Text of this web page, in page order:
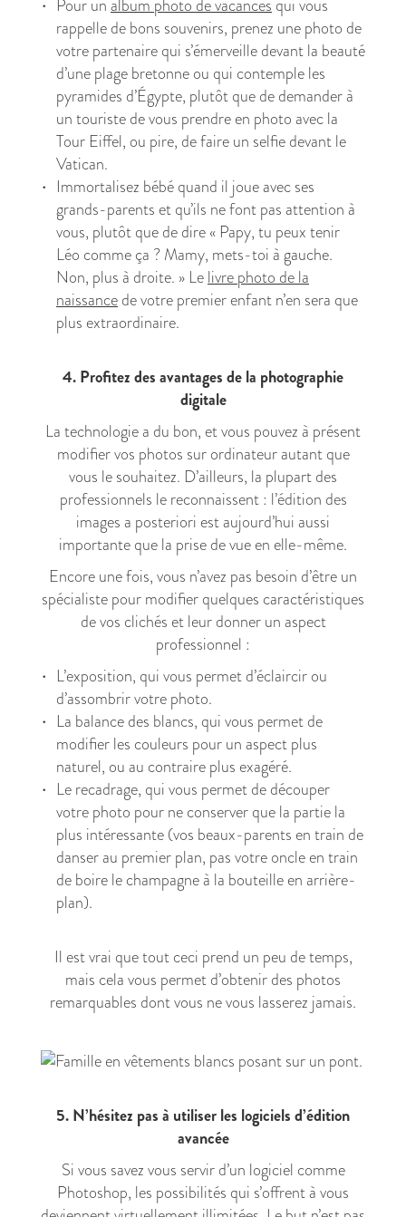
Pour unalbum photo de vacances qui vous
rappelle de bons souvenirs, prenez une photo de
votre partenaire qui s’émerveille devant la beauté
d’une plage bretonne ou qui contemple les
pyramides d’Égypte, plutôt que de demander à
un touriste de vous prendre en photo avec la
Tour Eiffel, ou pire, de faire un selfie devant le
Vatican.
Immortalisez bébé quand il joue avec ses
grands-parents et qu’ils ne font pas attention à
vous, plutôt que de dire « Papy, tu peux tenir
Léo comme ça ? Mamy, mets-toi à gauche.
Non, plus à droite. » Lelivre photo de la
naissancede votre premier enfant n’en sera que
plus extraordinaire.
4. Profitez des avantages de la photographie
digitale
La technologie a du bon, et vous pouvez à présent
modifier vos photos sur ordinateur autant que
vous le souhaitez. D’ailleurs, la plupart des
professionnels le reconnaissent : l’édition des
images a posteriori est aujourd’hui aussi
importante que la prise de vue en elle-même.
Encore une fois, vous n’avez pas besoin d’être un
spécialiste pour modifier quelques caractéristiques
de vos clichés et leur donner un aspect
professionnel :
L’exposition, qui vous permet d’éclaircir ou
d’assombrir votre photo.
La balance des blancs, qui vous permet de
modifier les couleurs pour un aspect plus
naturel, ou au contraire plus exagéré.
Le recadrage, qui vous permet de découper
votre photo pour ne conserver que la partie la
plus intéressante (vos beaux-parents en train de
danser au premier plan, pas votre oncle en train
de boire le champagne à la bouteille en arrière-
plan).
Il est vrai que tout ceci prend un peu de temps,
mais cela vous permet d’obtenir des photos
remarquables dont vous ne vous lasserez jamais.
5. N’hésitez pas à utiliser les logiciels d’édition
avancée
Si vous savez vous servir d’un logiciel comme
Photoshop, les possibilités qui s’offrent à vous